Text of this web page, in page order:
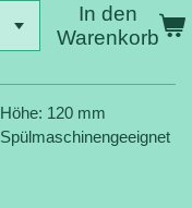
In den
Warenkorb
Höhe: 120 mm
Spülmaschinengeeignet